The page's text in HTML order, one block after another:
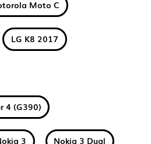
Moto C
LG K8 2017
4 (G390)
3 Nokia 3 Dual